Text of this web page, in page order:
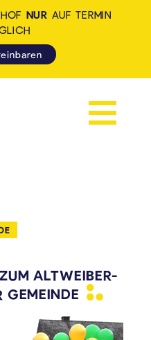
Navigation
NUR AUF TERMIN
ALTWEIBER-
GEMEINDE